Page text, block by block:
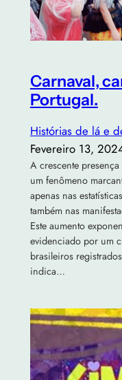
Carnaval,
Portugal.
Histórias de lá e
Fevereiro 13,
A crescente
um fenômeno
apenas nas
também nas
Este aumento
evidenciado por um
brasileiros
indica…